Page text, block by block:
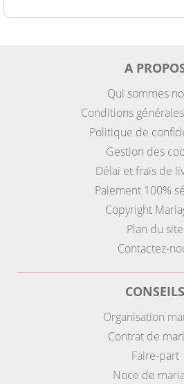
A
Qui sommes
Conditions
Politique de
Gestion des
Délai et frais de
Paiement 100%
Copyright
Plan du site
Contactez-
CONSEILS
Organisation
Contrat de
Faire-part
Noce de